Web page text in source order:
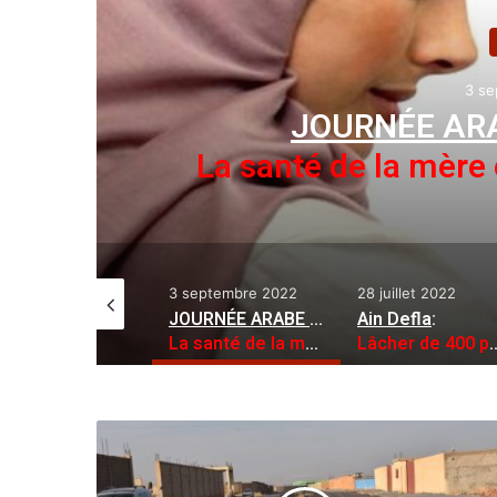
Lâcher de 400
:
28 juillet 2022
Ain Defla:
Lâcher de 400 perdrix gambra à Hammam Righa
21 juin 2023
a